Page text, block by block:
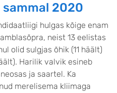
2020
hulgas kõige enam
neist 13 eelistas
olid sulgjas õhik (11 häält)
Harilik valvik esineb
ja saartel. Ka
merelisema kliimaga